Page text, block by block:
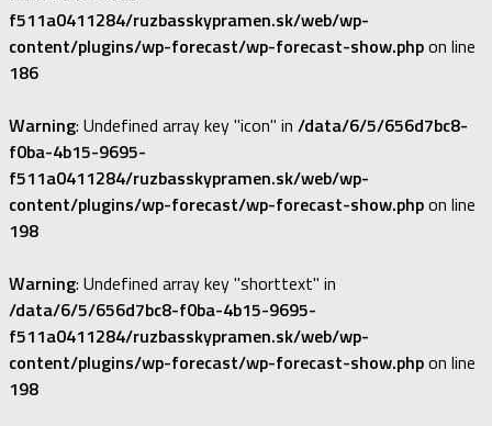
f511a0411284/ruzbasskypramen.sk/web/wp-
content/plugins/wp-forecast/wp-forecast-show.phpon line
186
Warning: Undefined array key "icon" in /data/6/5/656d7bc8-
f0ba-4b15-9695-
f511a0411284/ruzbasskypramen.sk/web/wp-
content/plugins/wp-forecast/wp-forecast-show.phpon line
198
Warning: Undefined array key "shorttext" in
/data/6/5/656d7bc8-f0ba-4b15-9695-
f511a0411284/ruzbasskypramen.sk/web/wp-
content/plugins/wp-forecast/wp-forecast-show.phpon line
198